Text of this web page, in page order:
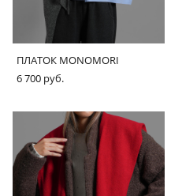
ПЛАТОК MONOMORI
6 700 pуб.